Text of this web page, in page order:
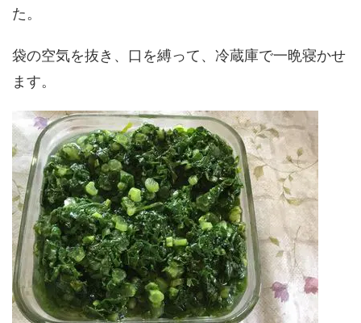
た。
袋の空気を抜き、口を縛って、冷蔵庫で一晩寝かせ
ます。